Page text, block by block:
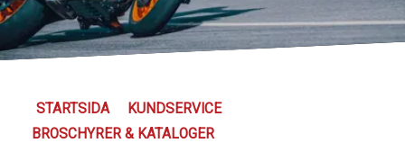
Sprängskisser
STARTSIDA
KUNDSERVICE
BROSCHYRER & KATALOGER